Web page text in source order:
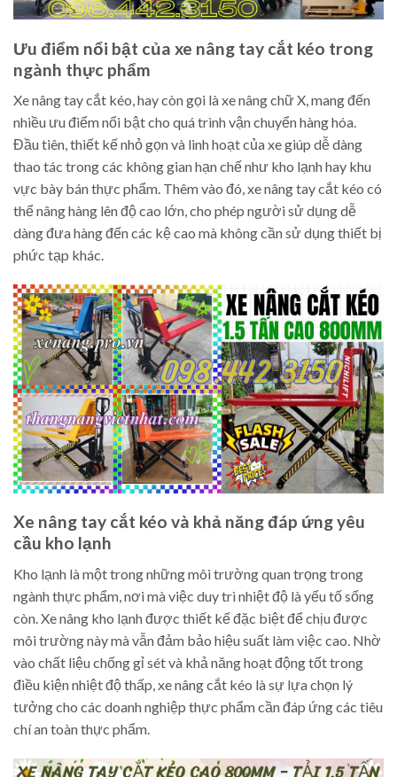
Ưu điểm nổi bật của xe nâng tay cắt kéo trong
ngành thực phẩm
Xe nâng tay cắt kéo, hay còn gọi là xe nâng chữ X, mang đến
nhiều ưu điểm nổi bật cho quá trình vận chuyển hàng hóa.
Đầu tiên, thiết kế nhỏ gọn và linh hoạt của xe giúp dễ dàng
thao tác trong các không gian hạn chế như kho lạnh hay khu
vực bày bán thực phẩm. Thêm vào đó, xe nâng tay cắt kéo có
thể nâng hàng lên độ cao lớn, cho phép người sử dụng dễ
dàng đưa hàng đến các kệ cao mà không cần sử dụng thiết bị
phức tạp khác.
Xe nâng tay cắt kéo và khả năng đáp ứng yêu
cầu kho lạnh
Kho lạnh là một trong những môi trường quan trọng trong
ngành thực phẩm, nơi mà việc duy trì nhiệt độ là yếu tố sống
còn. Xe nâng kho lạnh được thiết kế đặc biệt để chịu được
môi trường này mà vẫn đảm bảo hiệu suất làm việc cao. Nhờ
vào chất liệu chống gỉ sét và khả năng hoạt động tốt trong
điều kiện nhiệt độ thấp, xe nâng cắt kéo là sự lựa chọn lý
tưởng cho các doanh nghiệp thực phẩm cần đáp ứng các tiêu
chí an toàn thực phẩm.